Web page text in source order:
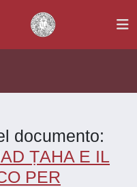
documento:
ṬAHA E IL
PER